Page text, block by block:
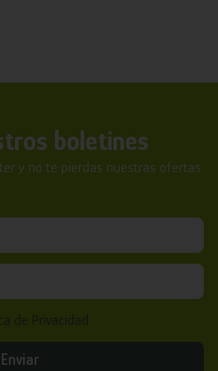
boletines
y no te pierdas nuestras ofertas
Enviar